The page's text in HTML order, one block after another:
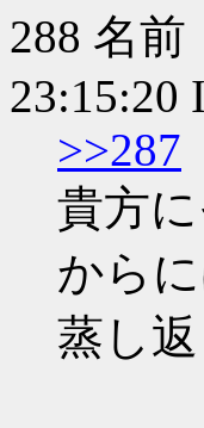
288 名前
23:15:20
>>287
貴方
から
蒸し